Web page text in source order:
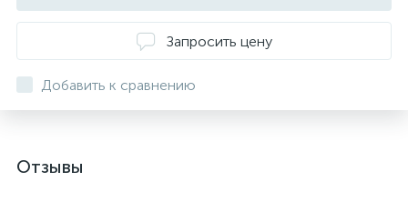
Запросить цену
Добавить к сравнению
Отзывы